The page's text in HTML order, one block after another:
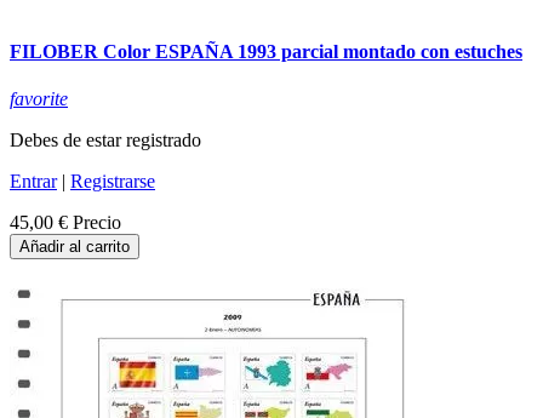
FILOBER Color ESPAÑA 1993 parcial montado con estuches
favorite
Debes de estar registrado
Entrar| Registrarse
45,00 € Precio
Añadir al carrito